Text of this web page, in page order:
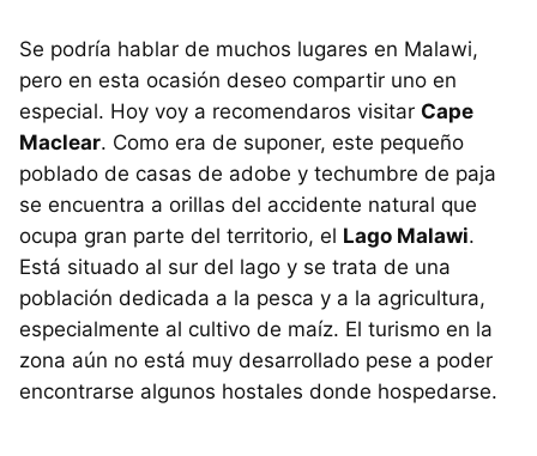
Se podría hablar de muchos lugares en Malawi,
pero en esta ocasión deseo compartir uno en
especial. Hoy voy a recomendaros visitar Cape
Maclear. Como era de suponer, este pequeño
poblado de casas de adobe y techumbre de paja
se encuentra a orillas del accidente natural que
ocupa gran parte del territorio, el Lago Malawi.
Está situado al sur del lago y se trata de una
población dedicada a la pesca y a la agricultura,
especialmente al cultivo de maíz. El turismo en la
zona aún no está muy desarrollado pese a poder
encontrarse algunos hostales donde hospedarse.